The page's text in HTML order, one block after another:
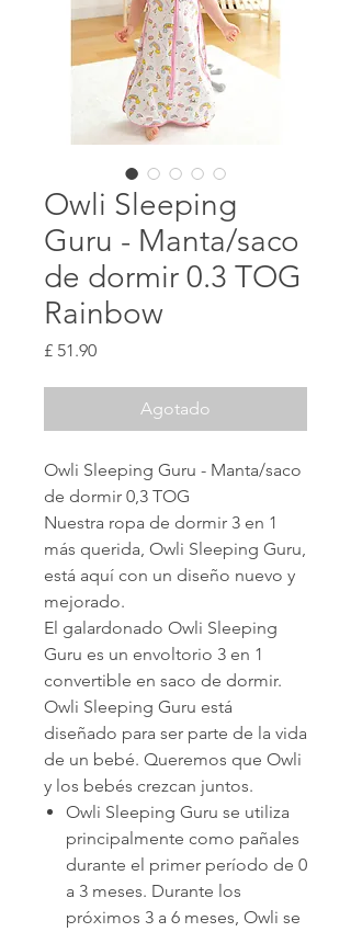
Owli Sleeping
Guru - Manta/saco
de dormir 0.3 TOG
Rainbow
£ 51.90Precio
Agotado
Owli Sleeping Guru - Manta/saco
de dormir 0,3 TOG
Nuestra ropa de dormir 3 en 1
más querida, Owli Sleeping Guru,
está aquí con un diseño nuevo y
mejorado.
El galardonado Owli Sleeping
Guru es un envoltorio 3 en 1
convertible en saco de dormir.
Owli Sleeping Guru está
diseñado para ser parte de la vida
de un bebé. Queremos que Owli
y los bebés crezcan juntos.
Owli Sleeping Guru se utiliza
principalmente como pañales
durante el primer período de 0
a 3 meses. Durante los
próximos 3 a 6 meses, Owli se